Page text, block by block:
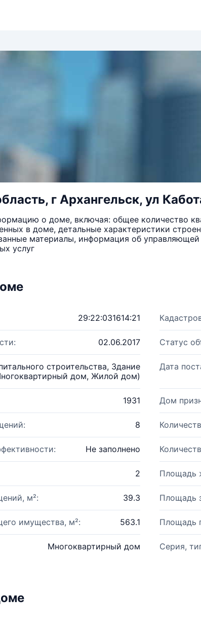
г Архангельск, ул
о доме, включая: общее количество
в доме, детальные характеристики
материалы, информация об
услуг
29:22:031614:21
02.06.2017 Статус
строительства, Здание
дом, Жилой дом)
Дата
1931 Дом
8
Не заполнено
2 Площадь
м²: 39.3 Площадь
имущества, м²: 563.1 Площадь
Многоквартирный дом Серия,